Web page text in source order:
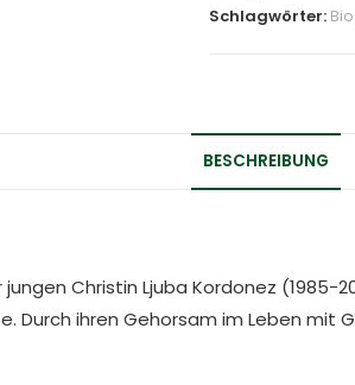
den
Schlagwörter:
BESCHREIBUNG
Christin Ljuba Kordonez (1985-
Durch ihren Gehorsam im Leben